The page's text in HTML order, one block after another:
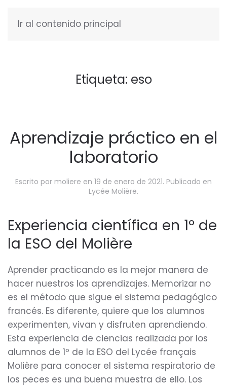
Ir al contenido principal
Etiqueta: eso
Aprendizaje práctico en el
laboratorio
Escrito por moliere en 19 de enero de 2021. Publicado en
Lycée Molière.
Experiencia científica en 1º de
la ESO del Molière
Aprender practicando es la mejor manera de
hacer nuestros los aprendizajes. Memorizar no
es el método que sigue el sistema pedagógico
francés. Es diferente, quiere que los alumnos
experimenten, vivan y disfruten aprendiendo.
Esta experiencia de ciencias realizada por los
alumnos de 1º de la ESO del Lycée français
Molière para conocer el sistema respiratorio de
los peces es una buena muestra de ello. Los